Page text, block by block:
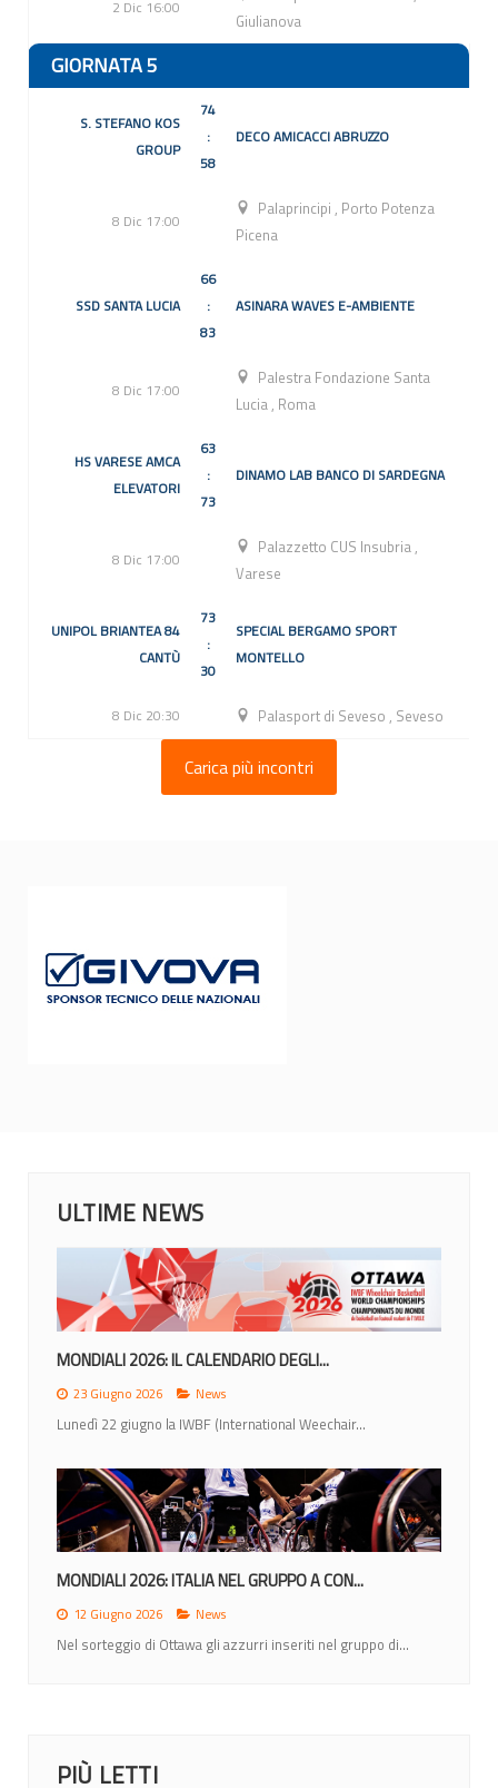
2 Dic 16:00
Giulianova
GIORNATA 5
S. STEFANO KOS
GROUP
74
:
58
DECO AMICACCI ABRUZZO
8 Dic 17:00
Palaprincipi, Porto Potenza
Picena
SSD SANTA LUCIA
66
:
83
ASINARA WAVES E-AMBIENTE
8 Dic 17:00
Palestra Fondazione Santa
Lucia, Roma
HS VARESE AMCA
ELEVATORI
63
:
73
DINAMO LAB BANCO DI SARDEGNA
8 Dic 17:00
Palazzetto CUS Insubria,
Varese
UNIPOL BRIANTEA 84
CANTÙ
73
:
30
SPECIAL BERGAMO SPORT
MONTELLO
8 Dic 20:30 Palasport di Seveso, Seveso
Carica più incontri
ULTIME NEWS
MONDIALI 2026: IL CALENDARIO DEGLI...
23 Giugno 2026 News
Lunedì 22 giugno la IWBF (International Weechair...
MONDIALI 2026: ITALIA NEL GRUPPO A CON...
12 Giugno 2026 News
Nel sorteggio di Ottawa gli azzurri inseriti nel gruppo di...
PIÙ LETTI